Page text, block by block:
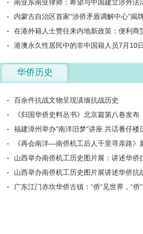
南亚东南亚律师：希望与中国建立涉外法
制
内蒙古自治区首家“涉侨矛盾调解中心”揭
在港外籍人士赞往来内地新政策：便利商
争力
港澳永久性居民中的非中国籍人员7月10
华侨历史
百余件抗战文物呈现滇缅抗战历史
《归国华侨史料丛书》北京篇第八卷发布
福建漳州举办“南洋旧梦”讲座 共话番仔楼
《再会南洋—南侨机工后人千里寻亲路》
山西举办南侨机工历史图片展：讲述华侨
山西举办南侨机工历史图片展讲述华侨抗
广东江门赤坎华侨古镇：“侨”见世界，“侨